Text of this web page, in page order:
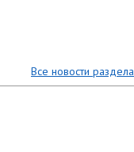
Все новости раздела